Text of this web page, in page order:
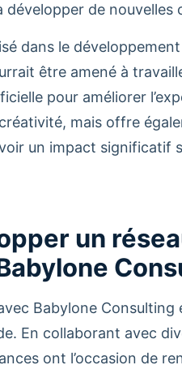
de nouvelles
dans le
être amené à
pour améliorer
mais offre
un impact significatif
un
Babylone Consulting
En collaborant avec
ont l’occasion de